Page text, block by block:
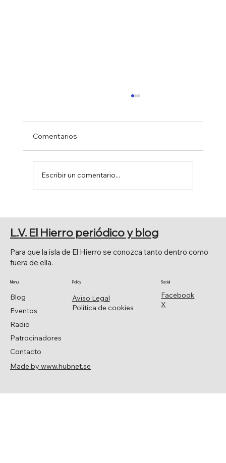
DÍPLOMACIA CIENTÍFICA
Comentarios
Escribir un comentario...
Facebook
X
Social
Aviso Legal
Política de cookies
Policy
Blog
Eventos
Radio
Patrocinadores
Contacto
Menu
Para que la isla de El Hierro se conozca tanto dentro como
fuera de ella.
L.V. El Hierro periódico y blog
Made by www.hubnet.se